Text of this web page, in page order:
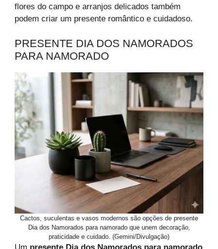
flores do campo e arranjos delicados também
podem criar um presente romântico e cuidadoso.
PRESENTE DIA DOS NAMORADOS
PARA NAMORADO
Cactos, suculentas e vasos modernos são opções de presente
Dia dos Namorados para namorado que unem decoração,
praticidade e cuidado. (Gemini/Divulgação)